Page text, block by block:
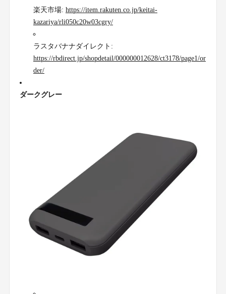
楽天市場: https://item.rakuten.co.jp/keitai-
kazariya/rli050c20w03cgry/
ラスタバナナダイレクト:
https://rbdirect.jp/shopdetail/000000012628/ct3178/page1/or
der/
ダークグレー